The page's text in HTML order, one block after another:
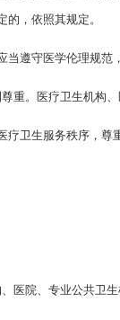
，依照其规定。
当遵守医学伦理规范
重。医疗卫生机构
疗卫生服务秩序，尊
医院、专业公共卫